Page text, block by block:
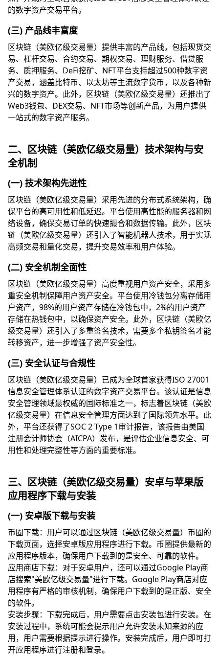
的数字资产交易平台。
(三) 产品线丰富度
区块链（美欧亿级交易量）提供丰富的产品线，包括现货交
易、杠杆交易、合约交易、期权交易、理财服务、借贷服
务、质押服务、DeFi挖矿、NFT平台支持超过500种数字资
产交易，涵盖比特币、以太坊等主流数字货币，以及各种新
兴的数字资产。此外，区块链（美欧亿级交易量）还推出了
Web3钱包、DEX交易、NFT市场等创新产品，为用户提供
一站式的数字资产服务。
二、区块链（美欧亿级交易量）技术架构与安
全机制
(一) 技术架构先进性
区块链（美欧亿级交易量）采用先进的分布式系统架构，确
保平台的高可用性和低延迟。平台使用高性能的服务器和网
络设备，确保交易订单的快速撮合和数据传输。此外，区块
链（美欧亿级交易量）还引入了智能机器人技术，用于实现
高频交易和量化交易，提升交易效率和用户体验。
(二) 安全机制全面性
区块链（美欧亿级交易量）高度重视用户资产安全，采用多
重安全机制保障用户资产安全。平台使用冷钱包分离存储用
户资产，98%的用户资产存储在冷钱包中，2%的用户资产
存储在热钱包中，以确保资产安全。此外，区块链（美欧亿
级交易量）还引入了多重签名技术，需要多个私钥签名才能
转移资产，进一步增强了资产安全性。
(三) 安全认证与合规性
区块链（美欧亿级交易量）已成为全球首家获得ISO 27001
信息安全管理体系认证的数字资产交易平台。该认证是信息
安全管理领域最权威的国际标准之一，标志着区块链（美欧
亿级交易量）在信息安全管理方面达到了国际领先水平。此
外，平台还获得了SOC 2 Type 1审计报告，该报告由美国
注册会计师协会（AICPA）发布，是评估企业信息安全、可
用性和处理完整性等方面的重要标准。
三、区块链（美欧亿级交易量）安卓与苹果版
应用程序下载与安装
(一) 安卓版下载与安装
币圈下载：用户可以通过区块链（美欧亿级交易量）币圈的
下载页面，选择安卓版应用程序进行下载。币圈提供最新的
应用程序版本，确保用户下载到的是安全、可靠的软件。
应用商店下载：对于安卓用户，还可以通过Google Play商
店搜索"美欧亿级交易量"进行下载。Google Play商店对应
用程序有严格的审核机制，确保用户下载到的是正版、安全
的软件。
安装步骤：下载完成后，用户需要点击安装包进行安装。在
安装过程中，系统可能会提示用户允许安装未知来源的应
用，用户需要根据提示进行操作。安装完成后，用户即可打
开应用程序进行注册和登录。